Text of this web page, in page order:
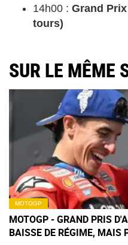
14h00 : Grand
tours)
SUR LE MÊME
MOTOGP
MOTOGP - GRAND PRIS
BAISSE DE RÉGIME, MAIS